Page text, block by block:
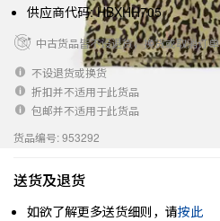
供应商代码: HBXHH705
中古货品皆不设退货，换货或取消订单
不设退货或换货
折扣并不适用于此货品
包邮并不适用于此货品
货品编号: 953292
送货及退货
如欲了解更多送货细则，请按此